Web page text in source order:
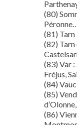
(80)
(81)
(82)
(83) Var
Fréjus,
(84)
(85)
(86)